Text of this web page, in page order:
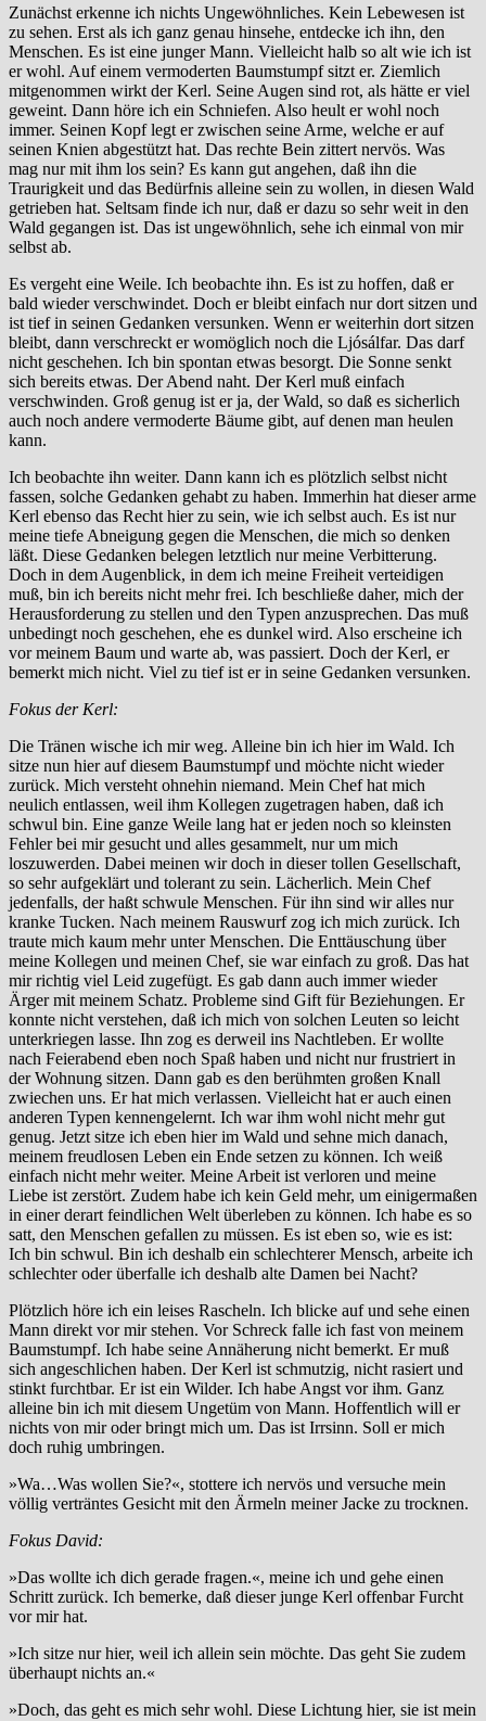
Zunächst erkenne ich nichts Ungewöhnliches. Kein Lebewesen ist
zu sehen. Erst als ich ganz genau hinsehe, entdecke ich ihn, den
Menschen. Es ist eine junger Mann. Vielleicht halb so alt wie ich ist
er wohl. Auf einem vermoderten Baumstumpf sitzt er. Ziemlich
mitgenommen wirkt der Kerl. Seine Augen sind rot, als hätte er viel
geweint. Dann höre ich ein Schniefen. Also heult er wohl noch
immer. Seinen Kopf legt er zwischen seine Arme, welche er auf
seinen Knien abgestützt hat. Das rechte Bein zittert nervös. Was
mag nur mit ihm los sein? Es kann gut angehen, daß ihn die
Traurigkeit und das Bedürfnis alleine sein zu wollen, in diesen Wald
getrieben hat. Seltsam finde ich nur, daß er dazu so sehr weit in den
Wald gegangen ist. Das ist ungewöhnlich, sehe ich einmal von mir
selbst ab.
Es vergeht eine Weile. Ich beobachte ihn. Es ist zu hoffen, daß er
bald wieder verschwindet. Doch er bleibt einfach nur dort sitzen und
ist tief in seinen Gedanken versunken. Wenn er weiterhin dort sitzen
bleibt, dann verschreckt er womöglich noch die Ljósálfar. Das darf
nicht geschehen. Ich bin spontan etwas besorgt. Die Sonne senkt
sich bereits etwas. Der Abend naht. Der Kerl muß einfach
verschwinden. Groß genug ist er ja, der Wald, so daß es sicherlich
auch noch andere vermoderte Bäume gibt, auf denen man heulen
kann.
Ich beobachte ihn weiter. Dann kann ich es plötzlich selbst nicht
fassen, solche Gedanken gehabt zu haben. Immerhin hat dieser arme
Kerl ebenso das Recht hier zu sein, wie ich selbst auch. Es ist nur
meine tiefe Abneigung gegen die Menschen, die mich so denken
läßt. Diese Gedanken belegen letztlich nur meine Verbitterung.
Doch in dem Augenblick, in dem ich meine Freiheit verteidigen
muß, bin ich bereits nicht mehr frei. Ich beschließe daher, mich der
Herausforderung zu stellen und den Typen anzusprechen. Das muß
unbedingt noch geschehen, ehe es dunkel wird. Also erscheine ich
vor meinem Baum und warte ab, was passiert. Doch der Kerl, er
bemerkt mich nicht. Viel zu tief ist er in seine Gedanken versunken.
Fokus der Kerl:
Die Tränen wische ich mir weg. Alleine bin ich hier im Wald. Ich
sitze nun hier auf diesem Baumstumpf und möchte nicht wieder
zurück. Mich versteht ohnehin niemand. Mein Chef hat mich
neulich entlassen, weil ihm Kollegen zugetragen haben, daß ich
schwul bin. Eine ganze Weile lang hat er jeden noch so kleinsten
Fehler bei mir gesucht und alles gesammelt, nur um mich
loszuwerden. Dabei meinen wir doch in dieser tollen Gesellschaft,
so sehr aufgeklärt und tolerant zu sein. Lächerlich. Mein Chef
jedenfalls, der haßt schwule Menschen. Für ihn sind wir alles nur
kranke Tucken. Nach meinem Rauswurf zog ich mich zurück. Ich
traute mich kaum mehr unter Menschen. Die Enttäuschung über
meine Kollegen und meinen Chef, sie war einfach zu groß. Das hat
mir richtig viel Leid zugefügt. Es gab dann auch immer wieder
Ärger mit meinem Schatz. Probleme sind Gift für Beziehungen. Er
konnte nicht verstehen, daß ich mich von solchen Leuten so leicht
unterkriegen lasse. Ihn zog es derweil ins Nachtleben. Er wollte
nach Feierabend eben noch Spaß haben und nicht nur frustriert in
der Wohnung sitzen. Dann gab es den berühmten großen Knall
zwiechen uns. Er hat mich verlassen. Vielleicht hat er auch einen
anderen Typen kennengelernt. Ich war ihm wohl nicht mehr gut
genug. Jetzt sitze ich eben hier im Wald und sehne mich danach,
meinem freudlosen Leben ein Ende setzen zu können. Ich weiß
einfach nicht mehr weiter. Meine Arbeit ist verloren und meine
Liebe ist zerstört. Zudem habe ich kein Geld mehr, um einigermaßen
in einer derart feindlichen Welt überleben zu können. Ich habe es so
satt, den Menschen gefallen zu müssen. Es ist eben so, wie es ist:
Ich bin schwul. Bin ich deshalb ein schlechterer Mensch, arbeite ich
schlechter oder überfalle ich deshalb alte Damen bei Nacht?
Plötzlich höre ich ein leises Rascheln. Ich blicke auf und sehe einen
Mann direkt vor mir stehen. Vor Schreck falle ich fast von meinem
Baumstumpf. Ich habe seine Annäherung nicht bemerkt. Er muß
sich angeschlichen haben. Der Kerl ist schmutzig, nicht rasiert und
stinkt furchtbar. Er ist ein Wilder. Ich habe Angst vor ihm. Ganz
alleine bin ich mit diesem Ungetüm von Mann. Hoffentlich will er
nichts von mir oder bringt mich um. Das ist Irrsinn. Soll er mich
doch ruhig umbringen.
»Wa…Was wollen Sie?«, stottere ich nervös und versuche mein
völlig verträntes Gesicht mit den Ärmeln meiner Jacke zu trocknen.
Fokus David:
»Das wollte ich dich gerade fragen.«, meine ich und gehe einen
Schritt zurück. Ich bemerke, daß dieser junge Kerl offenbar Furcht
vor mir hat.
»Ich sitze nur hier, weil ich allein sein möchte. Das geht Sie zudem
überhaupt nichts an.«
»Doch, das geht es mich sehr wohl. Diese Lichtung hier, sie ist mein